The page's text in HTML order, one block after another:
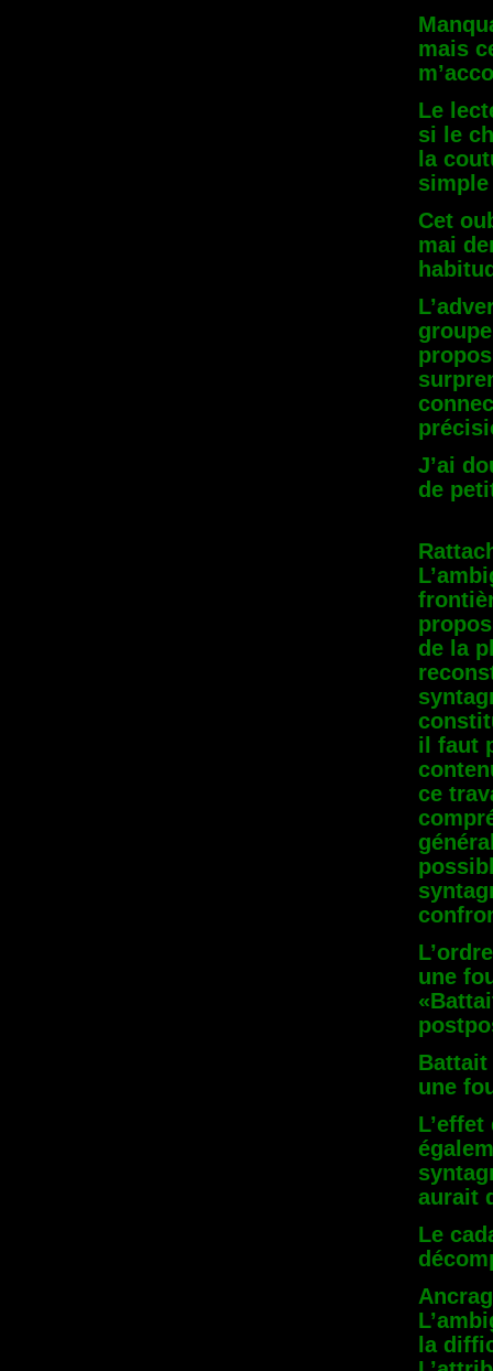
mais
Le
si le
la
simple
Cet
mai
J’ai
de
de la
il faut
ce
une
Battait
une
aurait
Le
la